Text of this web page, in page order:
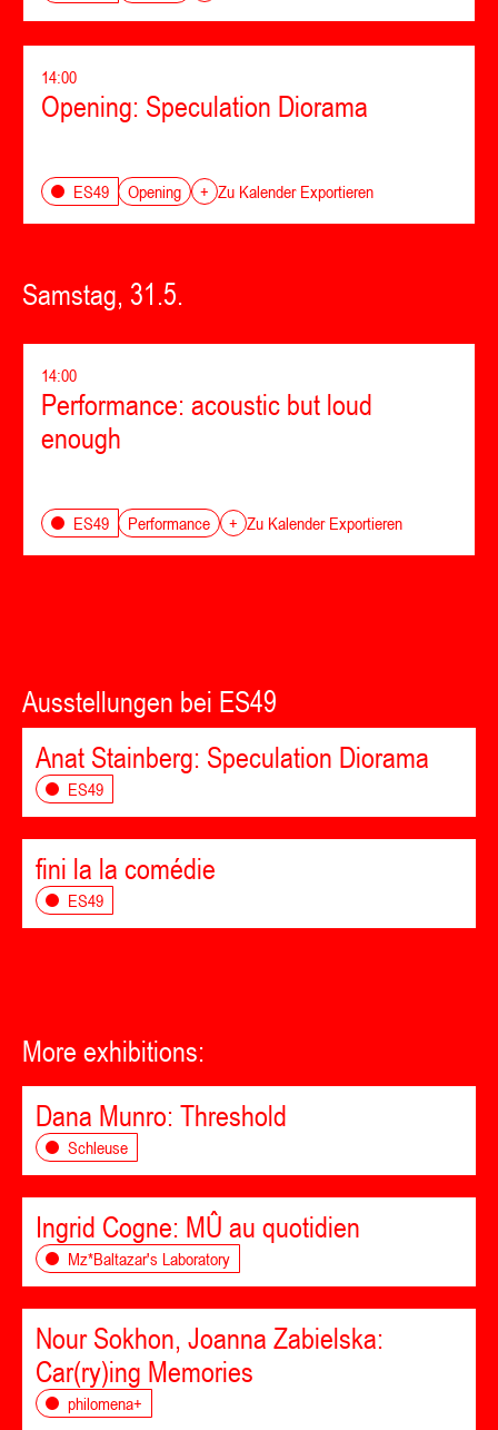
14:00
Opening: Speculation Diorama
ES49 Opening + Zu Kalender Exportieren
Samstag, 31.5.
14:00
Performance: acoustic but loud
enough
ES49 Performance + Zu Kalender Exportieren
Ausstellungen bei ES49
Anat Stainberg: Speculation Diorama
ES49
fini la la comédie
ES49
More exhibitions:
Dana Munro: Threshold
Schleuse
Ingrid Cogne: MÛ au quotidien
Mz*Baltazar's Laboratory
Nour Sokhon, Joanna Zabielska:
Car(ry)ing Memories
philomena+